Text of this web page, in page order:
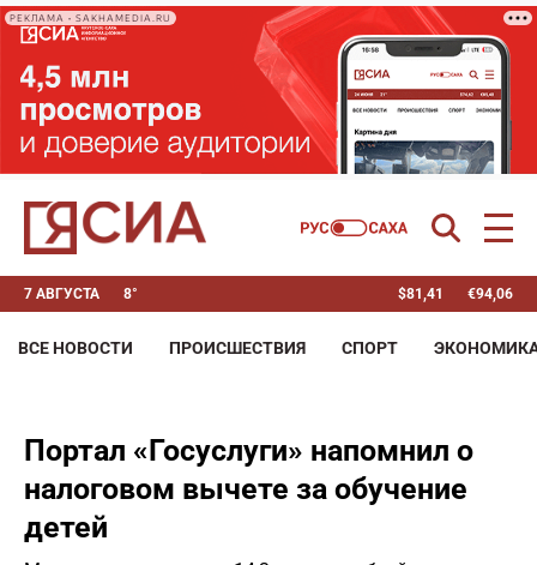
РЕКЛАМА • SAKHAMEDIA.RU
7 АВГУСТА 8° $81,41 €94,06
ВСЕ НОВОСТИ ПРОИСШЕСТВИЯ СПОРТ
Портал «Госуслуги» напомнил о
налоговом вычете за обучение
детей